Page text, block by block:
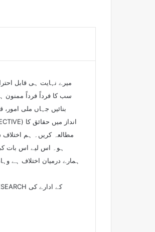
میرے نہایت ہی قابل
سب کا فرداً فرداً ممنون
مطالعہ کریں۔ ہم
ہو۔ اس لیے اس بات
ہمارے درمیان اختلاف ہے